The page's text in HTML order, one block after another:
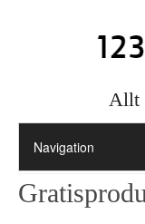
Allt